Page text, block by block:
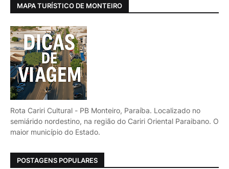
MAPA TURÍSTICO DE MONTEIRO
Rota Cariri Cultural - PB Monteiro, Paraíba. Localizado no
semiárido nordestino, na região do Cariri Oriental Paraibano. O
maior município do Estado.
POSTAGENS POPULARES